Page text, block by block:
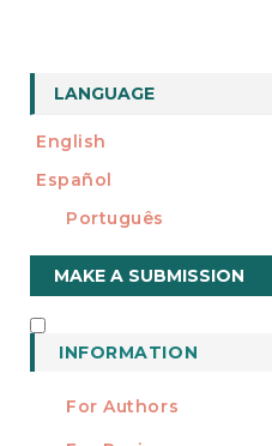
LANGUAGE
English
Español
Português
Make
a
Submission
MAKE A SUBMISSION
INFORMATION
For Authors